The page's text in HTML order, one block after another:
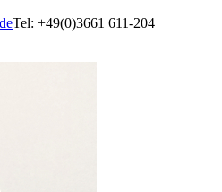
Tel: +49(0)3661 611-204